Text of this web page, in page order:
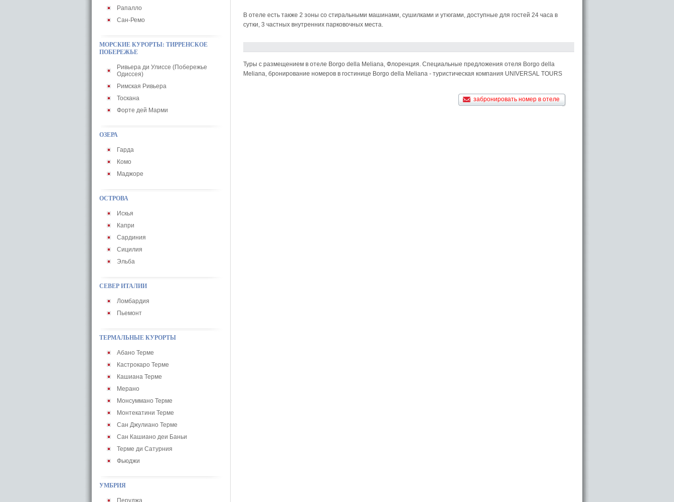
Рапалло
Сан-Ремо
МОРСКИЕ КУРОРТЫ: ТИРРЕНСКОЕ
ПОБЕРЕЖЬЕ
Ривьера ди Улиссе (Побережье
Одиссея)
Римская Ривьера
Тоскана
Форте дей Марми
ОЗЕРА
Гарда
Комо
Маджоре
ОСТРОВА
Искья
Капри
Сардиния
Сицилия
Эльба
СЕВЕР ИТАЛИИ
Ломбардия
Пьемонт
ТЕРМАЛЬНЫЕ КУРОРТЫ
Абано Терме
Кастрокаро Терме
Кашиана Терме
Мерано
Монсуммано Терме
Монтекатини Терме
Сан Джулиано Терме
Сан Кашиано деи Баньи
Терме ди Сатурния
Фьюджи
УМБРИЯ
Перуджа
В отеле есть также 2 зоны со стиральными машинами, сушилками и утюгами, доступные для гостей 24 часа в
сутки, 3 частных внутренних парковочных места.
Туры с размещением в отеле Borgo della Meliana, Флоренция. Специальные предложения отеля Borgo della
Meliana, бронирование номеров в гостинице Borgo della Meliana - туристическая компания UNIVERSAL TOURS
забронировать номер в отеле